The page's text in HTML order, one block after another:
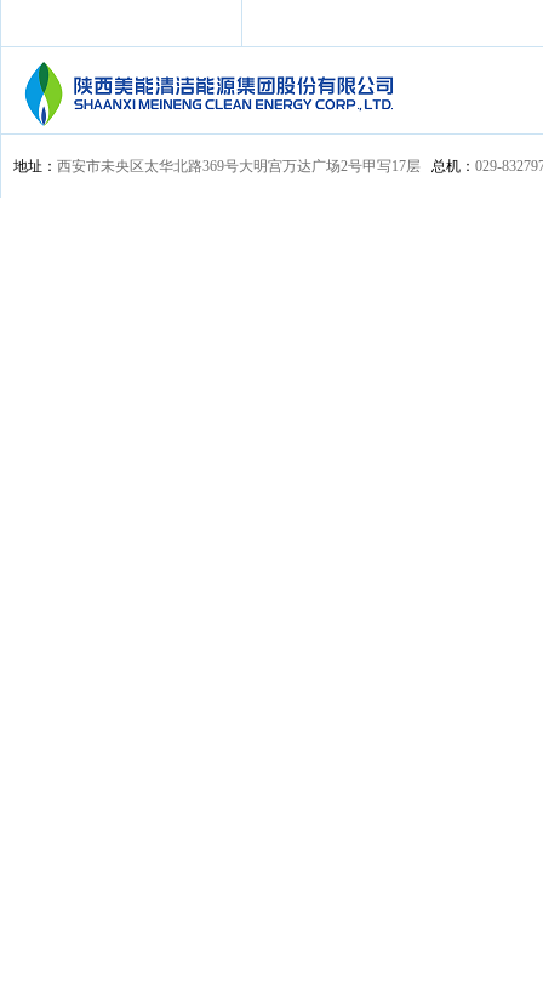
地址： 西安市未央区太华北路369号大明宫万达广场2号甲写17层 总机： 029-